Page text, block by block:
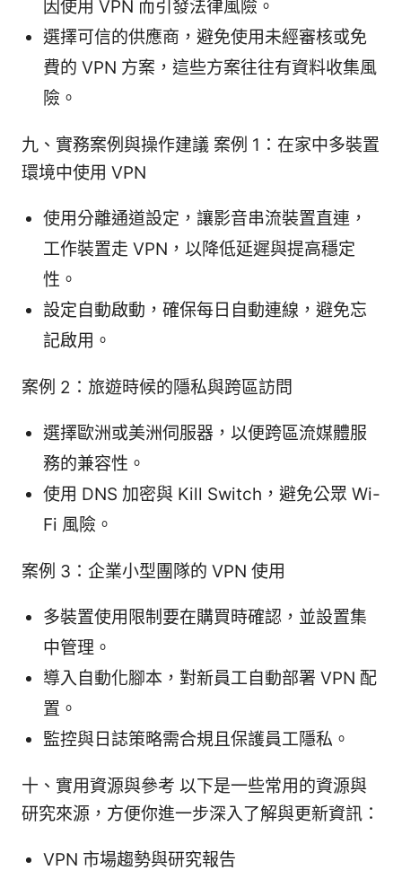
因使用 VPN 而引發法律風險。
選擇可信的供應商，避免使用未經審核或免
費的 VPN 方案，這些方案往往有資料收集風
險。
九、實務案例與操作建議 案例 1：在家中多裝置
環境中使用 VPN
使用分離通道設定，讓影音串流裝置直連，
工作裝置走 VPN，以降低延遲與提高穩定
性。
設定自動啟動，確保每日自動連線，避免忘
記啟用。
案例 2：旅遊時候的隱私與跨區訪問
選擇歐洲或美洲伺服器，以便跨區流媒體服
務的兼容性。
使用 DNS 加密與 Kill Switch，避免公眾 Wi-
Fi 風險。
案例 3：企業小型團隊的 VPN 使用
多裝置使用限制要在購買時確認，並設置集
中管理。
導入自動化腳本，對新員工自動部署 VPN 配
置。
監控與日誌策略需合規且保護員工隱私。
十、實用資源與參考 以下是一些常用的資源與
研究來源，方便你進一步深入了解與更新資訊：
VPN 市場趨勢與研究報告